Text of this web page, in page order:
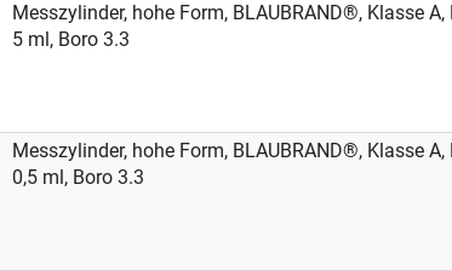
Messzylinder, hohe Form, BLAUBRAND®, Klasse A,
5 ml, Boro 3.3
Messzylinder, hohe Form, BLAUBRAND®, Klasse A,
0,5 ml, Boro 3.3